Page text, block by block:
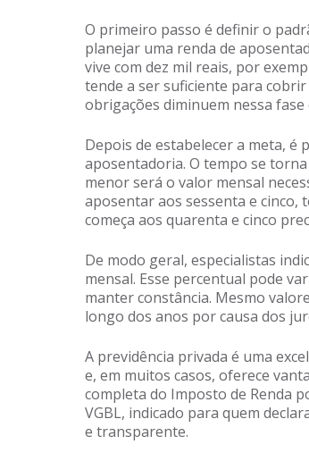
O primeiro passo é definir o
planejar uma renda de
vive com dez mil reais, por
tende a ser suficiente para
obrigações diminuem nessa fase
Depois de estabelecer a meta, é
aposentadoria. O tempo se
menor será o valor mensal
aposentar aos sessenta e cinco,
começa aos quarenta e cinco
De modo geral, especialistas
mensal. Esse percentual pode
manter constância. Mesmo
longo dos anos por causa dos
A previdência privada é uma
e, em muitos casos, oferece
completa do Imposto de Renda
VGBL, indicado para quem
e transparente.